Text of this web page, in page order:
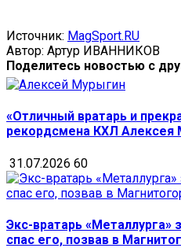
Источник: MagSport.RU
Автор: Артур ИВАННИКОВ
Поделитесь новостью с
«Отличный вратарь и
рекордсмена КХЛ Алексея
31.07.2026 60
Экс-вратарь «Металлурга»
спас его, позвав в